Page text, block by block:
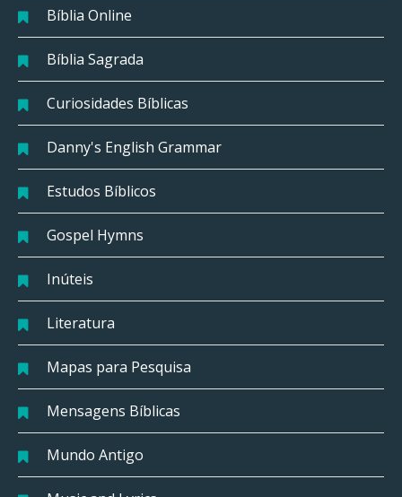
Bíblia Online
Bíblia Sagrada
Curiosidades Bíblicas
Danny's English Grammar
Estudos Bíblicos
Gospel Hymns
Inúteis
Literatura
Mapas para Pesquisa
Mensagens Bíblicas
Mundo Antigo